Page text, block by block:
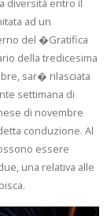
diversità entro il
ad un
del �Gratifica
della tredicesima
sar� rilasciata
settimana di
di novembre
conduzione. Al
essere
una relativa alle